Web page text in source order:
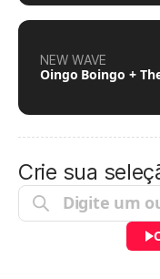
NEW WAVE
Oingo Boingo +
Crie sua